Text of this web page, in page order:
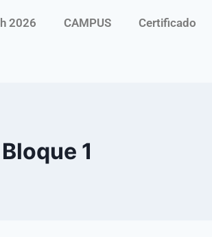
2026 CAMPUS Certificado
Bloque 1